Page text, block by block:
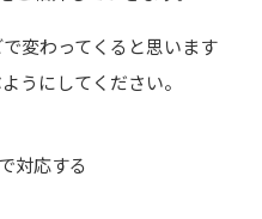
変わってくると思います
うにしてください。
対応する